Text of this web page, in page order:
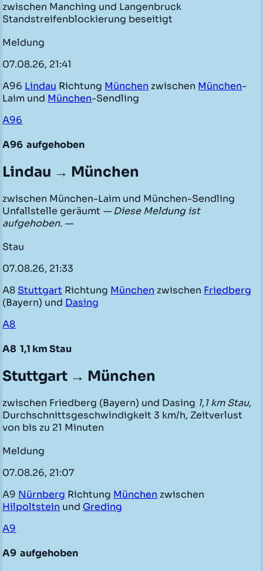
zwischen Manching und Langenbruck
Standstreifenblockierung beseitigt
Meldung
07.08.26, 21:41
A96 Lindau Richtung München zwischen München-
Laim und München-Sendling
A96
A96 aufgehoben
Lindau → München
zwischen München-Laim und München-Sendling
Unfallstelle geräumt — Diese Meldung ist
aufgehoben. —
Stau
07.08.26, 21:33
A8 Stuttgart Richtung München zwischen Friedberg
(Bayern) und Dasing
A8
A8 1,1 km Stau
Stuttgart → München
zwischen Friedberg (Bayern) und Dasing 1,1 km Stau,
Durchschnittsgeschwindigkeit 3 km/h, Zeitverlust
von bis zu 21 Minuten
Meldung
07.08.26, 21:07
A9 Nürnberg Richtung München zwischen
Hilpoltstein und Greding
A9
A9 aufgehoben